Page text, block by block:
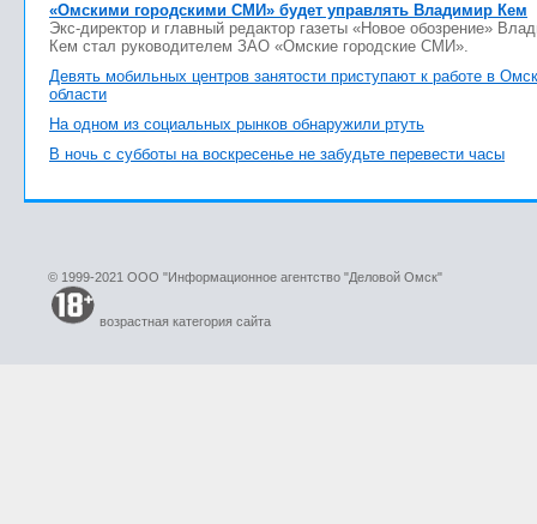
«Омскими городскими СМИ» будет управлять Владимир Кем
Экс-директор и главный редактор газеты «Новое обозрение»
Кем стал руководителем ЗАО «Омские городские СМИ».
Девять мобильных центров занятости приступают к работе в
области
На одном из социальных рынков обнаружили ртуть
В ночь с субботы на воскресенье не забудьте перевести часы
© 1999-2021 ООО "Информационное агентство "Деловой Омск"
возрастная категория сайта